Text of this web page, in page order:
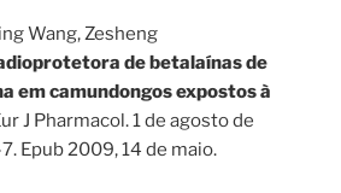
Wang, Zesheng
de betalaínas de
em camundongos expostos à
J Pharmacol. 1 de agosto de
Epub 2009, 14 de maio.